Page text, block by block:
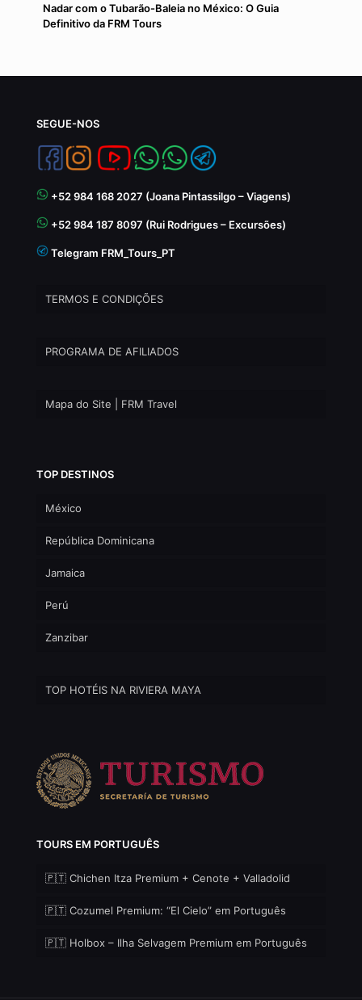
Nadar com o Tubarão-Baleia no México: O Guia
Definitivo da FRM Tours
SEGUE-NOS
+52 984 168 2027 (Joana Pintassilgo – Viagens)
+52 984 187 8097 (Rui Rodrigues – Excursões)
Telegram FRM_Tours_PT
TERMOS E CONDIÇÕES
PROGRAMA DE AFILIADOS
Mapa do Site | FRM Travel
TOP DESTINOS
México
República Dominicana
Jamaica
Perú
Zanzibar
TOP HOTÉIS NA RIVIERA MAYA
TOURS EM PORTUGUÊS
🇵🇹 Chichen Itza Premium + Cenote + Valladolid
🇵🇹 Cozumel Premium: “El Cielo” em Português
🇵🇹 Holbox – Ilha Selvagem Premium em Português